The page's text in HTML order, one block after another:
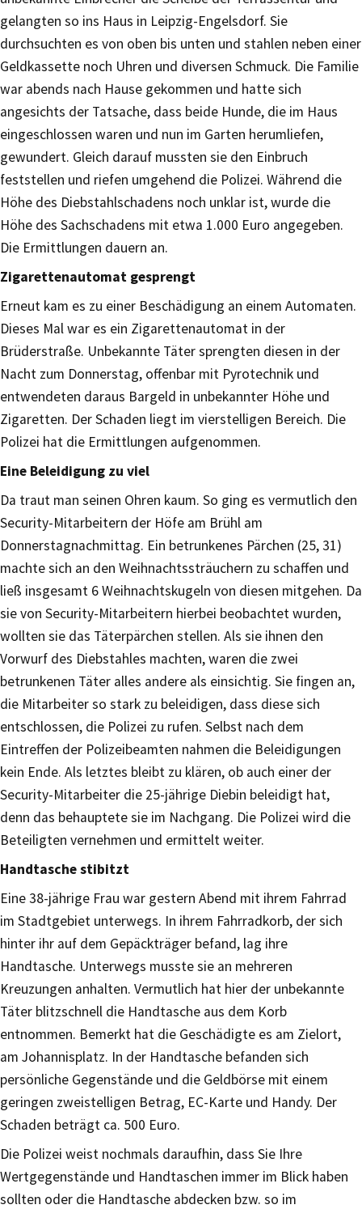
gelangten so ins Haus in Leipzig-Engelsdorf. Sie
durchsuchten es von oben bis unten und stahlen neben einer
Geldkassette noch Uhren und diversen Schmuck. Die Familie
war abends nach Hause gekommen und hatte sich
angesichts der Tatsache, dass beide Hunde, die im Haus
eingeschlossen waren und nun im Garten herumliefen,
gewundert. Gleich darauf mussten sie den Einbruch
feststellen und riefen umgehend die Polizei. Während die
Höhe des Diebstahlschadens noch unklar ist, wurde die
Höhe des Sachschadens mit etwa 1.000 Euro angegeben.
Die Ermittlungen dauern an.
Zigarettenautomat gesprengt
Erneut kam es zu einer Beschädigung an einem Automaten.
Dieses Mal war es ein Zigarettenautomat in der
Brüderstraße. Unbekannte Täter sprengten diesen in der
Nacht zum Donnerstag, offenbar mit Pyrotechnik und
entwendeten daraus Bargeld in unbekannter Höhe und
Zigaretten. Der Schaden liegt im vierstelligen Bereich. Die
Polizei hat die Ermittlungen aufgenommen.
Eine Beleidigung zu viel
Da traut man seinen Ohren kaum. So ging es vermutlich den
Security-Mitarbeitern der Höfe am Brühl am
Donnerstagnachmittag. Ein betrunkenes Pärchen (25, 31)
machte sich an den Weihnachtssträuchern zu schaffen und
ließ insgesamt 6 Weihnachtskugeln von diesen mitgehen. Da
sie von Security-Mitarbeitern hierbei beobachtet wurden,
wollten sie das Täterpärchen stellen. Als sie ihnen den
Vorwurf des Diebstahles machten, waren die zwei
betrunkenen Täter alles andere als einsichtig. Sie fingen an,
die Mitarbeiter so stark zu beleidigen, dass diese sich
entschlossen, die Polizei zu rufen. Selbst nach dem
Eintreffen der Polizeibeamten nahmen die Beleidigungen
kein Ende. Als letztes bleibt zu klären, ob auch einer der
Security-Mitarbeiter die 25-jährige Diebin beleidigt hat,
denn das behauptete sie im Nachgang. Die Polizei wird die
Beteiligten vernehmen und ermittelt weiter.
Handtasche stibitzt
Eine 38-jährige Frau war gestern Abend mit ihrem Fahrrad
im Stadtgebiet unterwegs. In ihrem Fahrradkorb, der sich
hinter ihr auf dem Gepäckträger befand, lag ihre
Handtasche. Unterwegs musste sie an mehreren
Kreuzungen anhalten. Vermutlich hat hier der unbekannte
Täter blitzschnell die Handtasche aus dem Korb
entnommen. Bemerkt hat die Geschädigte es am Zielort,
am Johannisplatz. In der Handtasche befanden sich
persönliche Gegenstände und die Geldbörse mit einem
geringen zweistelligen Betrag, EC-Karte und Handy. Der
Schaden beträgt ca. 500 Euro.
Die Polizei weist nochmals daraufhin, dass Sie Ihre
Wertgegenstände und Handtaschen immer im Blick haben
sollten oder die Handtasche abdecken bzw. so im